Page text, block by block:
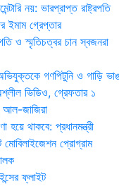
নয়: ভারপ্রাপ্ত রাষ্ট্রপতি
ইমাম গ্রেপ্তার
ও স্মৃতিচত্বর চান স্বজনরা
গণপিটুনি ও গাড়ি
ভিডিও, গ্রেফতার ১
আল-জাজিরা
থাকবে: প্রধানমন্ত্রী
মোবিলাইজেশন প্রোগ্রাম
ফ্লাইট